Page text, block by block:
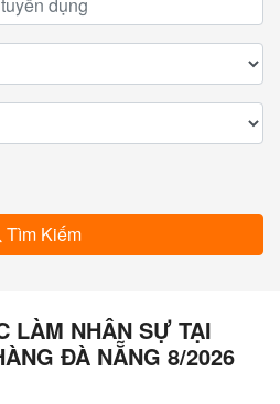
Tìm Kiếm
LÀM NHÂN SỰ TẠI
ĐÀ NẴNG 8/2026